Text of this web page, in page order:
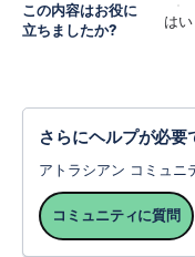
この内容はお役に
立ちましたか?
はい
さらにヘルプが必要
アトラシアン コミュニ
コミュニティに質問